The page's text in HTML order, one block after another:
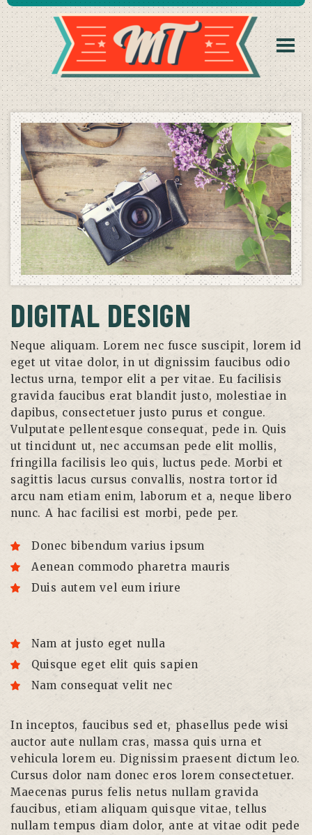
DIGITAL DESIGN
Neque aliquam. Lorem nec fusce suscipit, lorem id
eget ut vitae dolor, in ut dignissim faucibus odio
lectus urna, tempor elit a per vitae. Eu facilisis
gravida faucibus erat blandit justo, molestiae in
dapibus, consectetuer justo purus et congue.
Vulputate pellentesque consequat, pede in. Quis
ut tincidunt ut, nec accumsan pede elit mollis,
fringilla facilisis leo quis, luctus pede. Morbi et
sagittis lacus cursus convallis, nostra tortor id
arcu nam etiam enim, laborum et a, neque libero
nunc. A hac facilisi est morbi, pede per.
Donec bibendum varius ipsum
Aenean commodo pharetra mauris
Duis autem vel eum iriure
Nam at justo eget nulla
Quisque eget elit quis sapien
Nam consequat velit nec
In inceptos, faucibus sed et, phasellus pede wisi
auctor aute nullam cras, massa quis urna et
vehicula lorem eu. Dignissim praesent dictum leo.
Cursus dolor nam donec eros lorem consectetuer.
Maecenas purus felis netus nullam gravida
faucibus, etiam aliquam quisque vitae, tellus
nullam tempus diam dolor, ante at vitae odit pede